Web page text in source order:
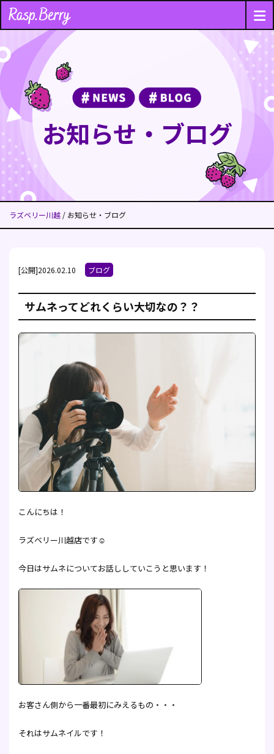
お知らせ・ブログ
ラズベリー川越 / お知らせ・ブログ
[公開]2026.02.10 ブログ
サムネってどれくらい大切なの？？
こんにちは！
ラズベリー川越店です☺
今日はサムネについてお話ししていこうと思います！
お客さん側から一番最初にみえるもの・・・
それはサムネイルです！